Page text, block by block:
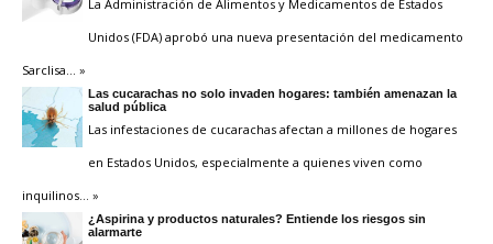
La Administración de Alimentos y Medicamentos de Estados
Unidos (FDA) aprobó una nueva presentación del medicamento
Sarclisa … »
Las cucarachas no solo invaden hogares: también amenazan la
salud pública
Las infestaciones de cucarachas afectan a millones de hogares
en Estados Unidos, especialmente a quienes viven como
inquilinos … »
¿Aspirina y productos naturales? Entiende los riesgos sin
alarmarte